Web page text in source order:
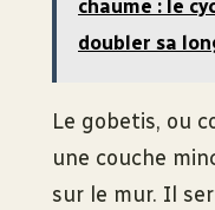
chaume : le
doubler sa
Le gobetis, ou
une couche
sur le mur. Il